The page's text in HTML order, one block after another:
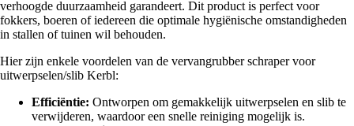
verhoogde duurzaamheid garandeert. Dit product is perfect voor
fokkers, boeren of iedereen die optimale hygiënische omstandigheden
in stallen of tuinen wil behouden.
Hier zijn enkele voordelen van de vervangrubber schraper voor
uitwerpselen/slib Kerbl:
Efficiëntie: Ontworpen om gemakkelijk uitwerpselen en slib te
verwijderen, waardoor een snelle reiniging mogelijk is.